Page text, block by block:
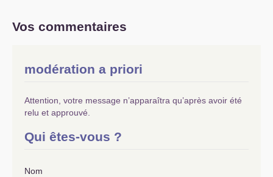
Vos commentaires
modération a priori
Attention, votre message n’apparaîtra qu’après avoir été
relu et approuvé.
Qui êtes-vous ?
Nom